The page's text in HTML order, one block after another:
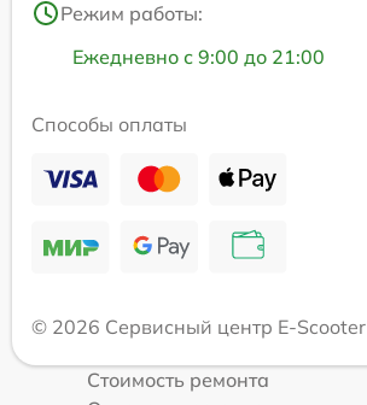
Режим работы:
Ежедневно с 9:00 до 21:00
Способы оплаты
© 2026 Сервисный центр E-Scooter
Стоимость ремонта